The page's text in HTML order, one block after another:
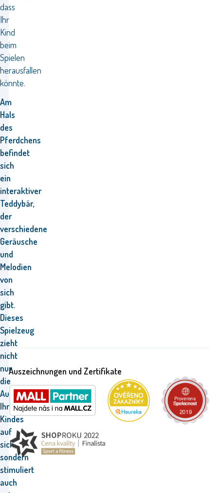
dass
Ihr
Kind
beim
Spielen
herausfallen
könnte.
Am
Hals
des
Pferdchens
befindet
sich
ein
interaktiver
Teddybär,
der
verschiedene
Geräusche
und
Melodien
von
sich
gibt.
Dieses
Spielzeug
zieht
nicht
nur
die
Aufmerksamkeit
Ihres
Kindes
auf
sich,
sondern
stimuliert
auch
Auszeichnungen und Zertifikate